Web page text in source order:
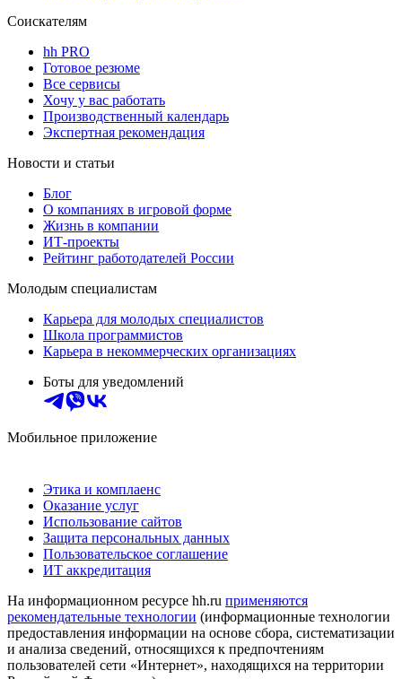
Соискателям
hh PRO
Готовое резюме
Все сервисы
Хочу у вас работать
Производственный календарь
Экспертная рекомендация
Новости и статьи
Блог
О компаниях в игровой форме
Жизнь в компании
ИТ-проекты
Рейтинг работодателей России
Молодым специалистам
Карьера для молодых специалистов
Школа программистов
Карьера в некоммерческих организациях
Боты для уведомлений
Мобильное приложение
Этика и комплаенс
Оказание услуг
Использование сайтов
Защита персональных данных
Пользовательское соглашение
ИТ аккредитация
На информационном ресурсе hh.ru применяются
рекомендательные технологии (информационные технологии
предоставления информации на основе сбора, систематизации
и анализа сведений, относящихся к предпочтениям
пользователей сети «Интернет», находящихся на территории